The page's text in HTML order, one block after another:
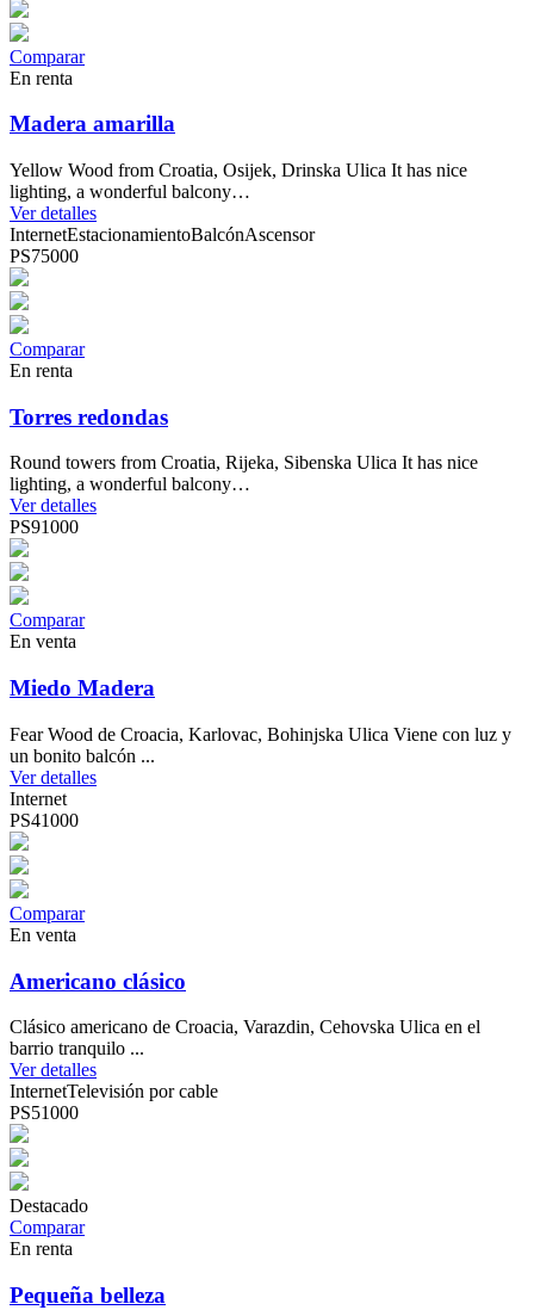
Comparar
En renta
Madera amarilla
Yellow Wood from Croatia, Osijek, Drinska Ulica It has nice
lighting, a wonderful balcony…
Ver detalles
InternetEstacionamientoBalcónAscensor
PS75000
Comparar
En renta
Torres redondas
Round towers from Croatia, Rijeka, Sibenska Ulica It has nice
lighting, a wonderful balcony…
Ver detalles
PS91000
Comparar
En venta
Miedo Madera
Fear Wood de Croacia, Karlovac, Bohinjska Ulica Viene con luz y
un bonito balcón ...
Ver detalles
Internet
PS41000
Comparar
En venta
Americano clásico
Clásico americano de Croacia, Varazdin, Cehovska Ulica en el
barrio tranquilo ...
Ver detalles
InternetTelevisión por cable
PS51000
Destacado
Comparar
En renta
Pequeña belleza